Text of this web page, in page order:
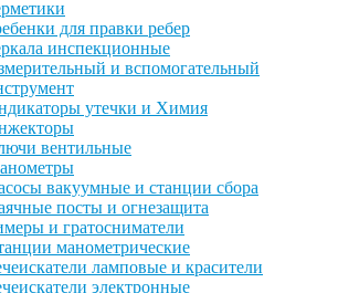
для правки ребер
инспекционные
и вспомогательный
утечки и Химия
вентильные
вакуумные и станции сбора
посты и огнезащита
и гратосниматели
манометрические
ламповые и красители
электронные